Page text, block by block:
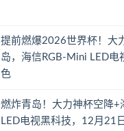
提前燃爆2026世界杯！大
岛，海信RGB-Mini LED电
色
燃炸青岛！大力神杯空降+
LED电视黑科技，12月21